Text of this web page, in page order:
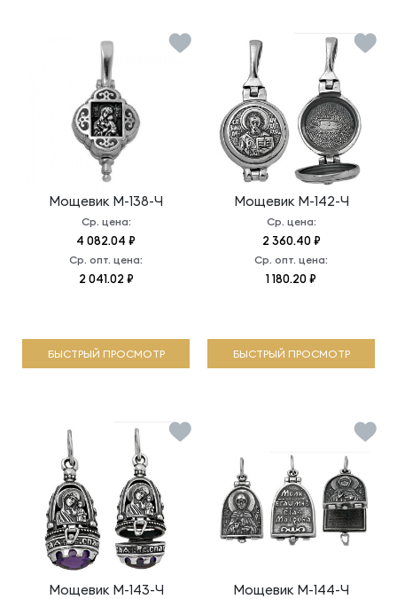
Мощевик М-138-Ч
Ср. цена:
4 082.04 ₽
Ср. опт. цена:
2 041.02 ₽
БЫСТРЫЙ ПРОСМОТР
Мощевик М-142-Ч
Ср. цена:
2 360.40 ₽
Ср. опт. цена:
1 180.20 ₽
БЫСТРЫЙ ПРОСМОТР
Мощевик М-143-Ч Мощевик М-144-Ч